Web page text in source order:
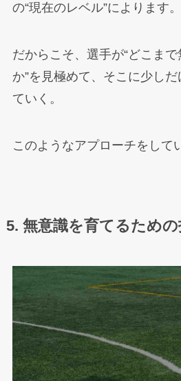
の“現在のレベル”によります。
だからこそ、選手が“どこま
か”を見極めて、そこに少し
ていく。
このようなアプローチをして
5. 無意識を育てるため